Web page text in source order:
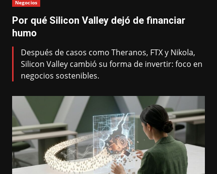
Negocios
Por qué Silicon Valley dejó de financiar
humo
Después de casos como Theranos, FTX y Nikola,
Silicon Valley cambió su forma de invertir: foco en
negocios sostenibles.